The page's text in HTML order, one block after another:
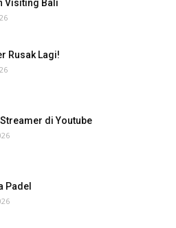
Visiting Bali
Rusak Lagi!
di Youtube
Padel